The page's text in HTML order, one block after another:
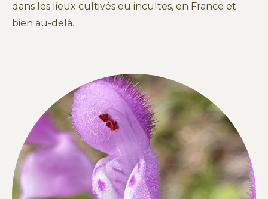
dans les lieux cultivés ou incultes, en France et
bien au-delà.